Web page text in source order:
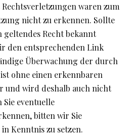
Rechtsverletzungen waren zum
nicht zu erkennen. Sollte
geltendes Recht bekannt
den entsprechenden Link
Überwachung der durch
ohne einen erkennbaren
und wird deshalb auch nicht
eventuelle
bitten wir Sie
Kenntnis zu setzen.